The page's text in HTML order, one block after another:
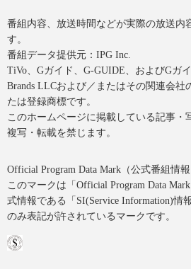
番組内容、放送時間などが実際の放送内
す。
番組データ提供元：IPG Inc.
TiVo、Gガイド、G-GUIDE、およびGガ
Brands LLCおよび／またはその関連会社
たは登録商標です。
このホームページに掲載している記事・
複写・転載を禁じます。
Official Program Data Mark（公式番組情報
このマークは「Official Program Data
式情報である「SI(Service Information)情
のみ表記が許されているマークです。